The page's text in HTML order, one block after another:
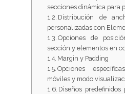
secciones dinámica para
Distribución de
personalizadas con
Opciones de
sección y elementos en
Margin y Padding
Opciones
móviles y modo
Diseños